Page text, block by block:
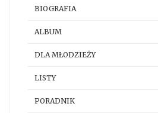
BIOGRAFIA
ALBUM
DLA MŁODZIEŻY
LISTY
PORADNIK